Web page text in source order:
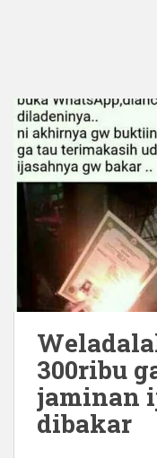
300ribu
jaminan
dibakar